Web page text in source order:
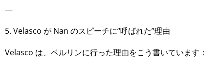
—
5. Velasco が Nan のスピーチに“呼ばれた”理由
Velasco は、ベルリンに行った理由をこう書いています：